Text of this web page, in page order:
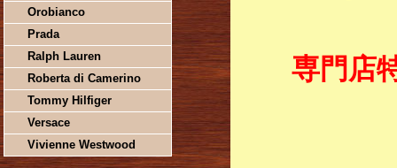
Orobianco
Prada
Ralph Lauren
Roberta di Camerino
Tommy Hilfiger
Versace
Vivienne Westwood
専門店